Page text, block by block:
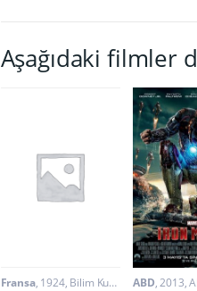
Aşağıdaki filmler
Fransa 1924 Bilim Kurgu Fantastik
ABD 2013